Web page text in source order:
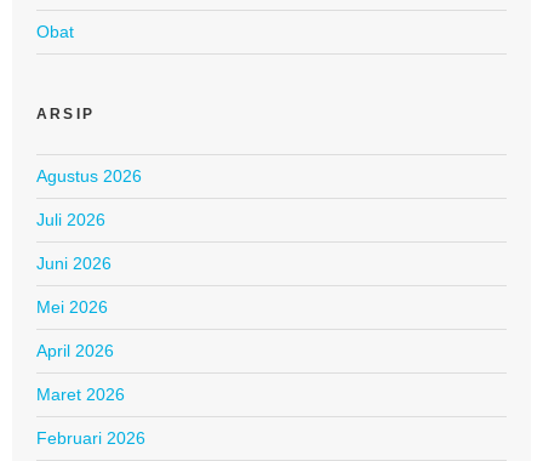
Obat
ARSIP
Agustus 2026
Juli 2026
Juni 2026
Mei 2026
April 2026
Maret 2026
Februari 2026